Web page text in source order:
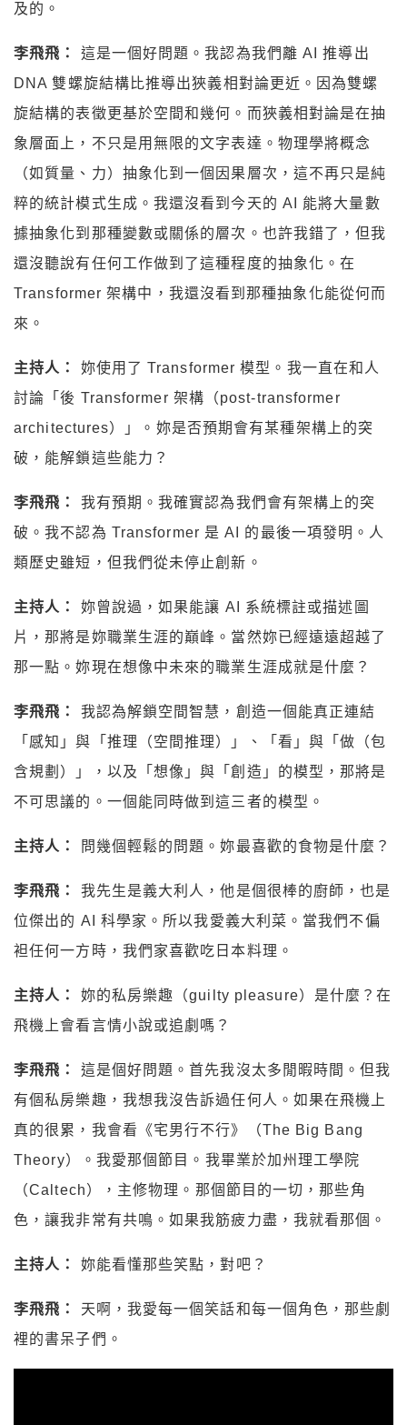
及的。
李飛飛：
這是一個好問題。我認為我們離 AI 推導出
DNA 雙螺旋結構比推導出狹義相對論更近。因為雙螺
旋結構的表徵更基於空間和幾何。而狹義相對論是在抽
象層面上，不只是用無限的文字表達。物理學將概念
（如質量、力）抽象化到一個因果層次，這不再只是純
粹的統計模式生成。我還沒看到今天的 AI 能將大量數
據抽象化到那種變數或關係的層次。也許我錯了，但我
還沒聽說有任何工作做到了這種程度的抽象化。在
Transformer 架構中，我還沒看到那種抽象化能從何而
來。
主持人：
妳使用了 Transformer 模型。我一直在和人
討論「後 Transformer 架構（post-transformer
architectures）」。妳是否預期會有某種架構上的突
破，能解鎖這些能力？
李飛飛：
我有預期。我確實認為我們會有架構上的突
破。我不認為 Transformer 是 AI 的最後一項發明。人
類歷史雖短，但我們從未停止創新。
主持人：
妳曾說過，如果能讓 AI 系統標註或描述圖
片，那將是妳職業生涯的巔峰。當然妳已經遠遠超越了
那一點。妳現在想像中未來的職業生涯成就是什麼？
李飛飛：
我認為解鎖空間智慧，創造一個能真正連結
「感知」與「推理（空間推理）」、「看」與「做（包
含規劃）」，以及「想像」與「創造」的模型，那將是
不可思議的。一個能同時做到這三者的模型。
主持人： 問幾個輕鬆的問題。妳最喜歡的食物是什麼？
李飛飛：
我先生是義大利人，他是個很棒的廚師，也是
位傑出的 AI 科學家。所以我愛義大利菜。當我們不偏
袒任何一方時，我們家喜歡吃日本料理。
主持人：
妳的私房樂趣（guilty pleasure）是什麼？在
飛機上會看言情小說或追劇嗎？
李飛飛：
這是個好問題。首先我沒太多閒暇時間。但我
有個私房樂趣，我想我沒告訴過任何人。如果在飛機上
真的很累，我會看《宅男行不行》（The Big Bang
Theory）。我愛那個節目。我畢業於加州理工學院
（Caltech），主修物理。那個節目的一切，那些角
色，讓我非常有共鳴。如果我筋疲力盡，我就看那個。
主持人： 妳能看懂那些笑點，對吧？
李飛飛：
天啊，我愛每一個笑話和每一個角色，那些劇
裡的書呆子們。